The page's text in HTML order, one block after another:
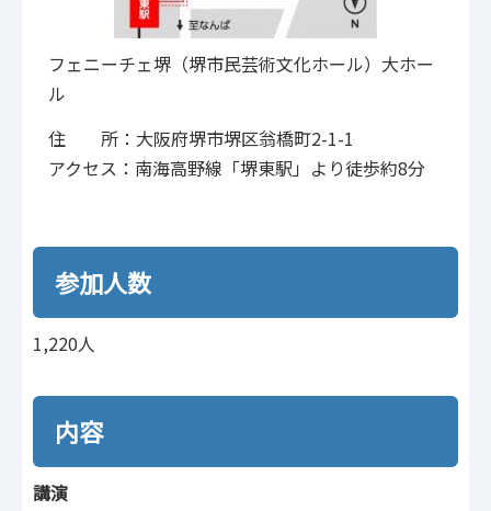
フェニーチェ堺（堺市民芸術文化ホール）大ホー
ル
住 所：大阪府堺市堺区翁橋町2-1-1
アクセス：南海高野線「堺東駅」より徒歩約8分
参加人数
1,220人
内容
講演